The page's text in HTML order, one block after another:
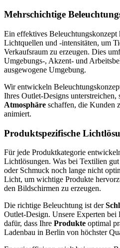
Mehrschichtige
Ein effektives Beleuchtungskonzept
Lichtquellen und -intensitäten, um
Verkaufsraum zu erzeugen. Dies
Umgebungs-, Akzent- und
ausgewogene Umgebung.
Wir entwickeln
Ihres Outlet-Designs unterstreichen,
Atmosphäre schaffen, die Kunden
animiert.
Produktspezifische
Für jede Produktkategorie
Lichtlösungen. Was bei Textilien
oder Schmuck noch lange nicht
Licht, um wichtige Produkte
den Bildschirmen zu erzeugen.
Die richtige Beleuchtung ist der
Outlet-Design. Unsere Experten bei
dafür, dass Ihre Produkte optimal
Ladenbau in Berlin von höchster